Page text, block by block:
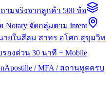
ามจริงจากลูกค้า 500 ข้อ
Notary จัดกลุ่มตาม intent
ายในสีลม สาทร อโศก สุขุมวิท
รองด่วน 30 นาที + Mobile
Apostille / MFA / สถานทูตครบ